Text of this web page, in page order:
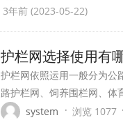
除安全风险;安裝时，应依照
势 1.由于主动斜坡保护网应
的不规则形状决定了...
3年前 (2023-05-22)
护栏网选择使用有
护栏网依照运用一般分为公
路护栏网、饲养围栏网、体
地护栏网、车间仓储围栏网
system · 浏览 1077 ·